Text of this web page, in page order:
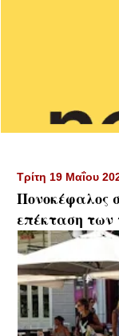
Τρίτη 19 Μαΐου
Πονοκέφαλος
επέκταση